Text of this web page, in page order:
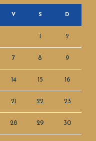
V S D
1 2
7 8 9
14 15 16
21 22 23
28 29 30